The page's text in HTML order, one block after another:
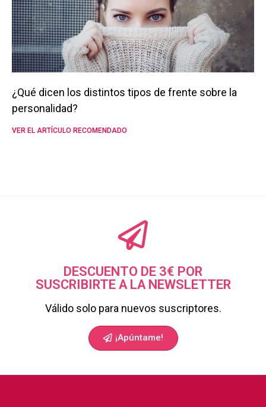
¿Qué dicen los distintos tipos de frente sobre la
personalidad?
VER EL ARTÍCULO RECOMENDADO
DESCUENTO DE 3€ POR
SUSCRIBIRTE A LA NEWSLETTER
Válido solo para nuevos suscriptores.
¡Apúntame!